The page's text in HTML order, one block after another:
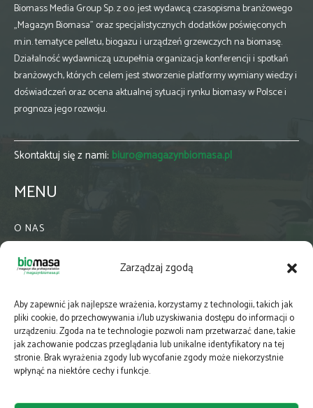
Zarządzaj zgodą
Aby zapewnić jak najlepsze wrażenia, korzystamy z technologii, takich jak
pliki cookie, do przechowywania i/lub uzyskiwania dostępu do informacji o
urządzeniu. Zgoda na te technologie pozwoli nam przetwarzać dane, takie
jak zachowanie podczas przeglądania lub unikalne identyfikatory na tej
stronie. Brak wyrażenia zgody lub wycofanie zgody może niekorzystnie
wpłynąć na niektóre cechy i funkcje.
Biomass Media Group Sp. z o.o. jest wydawcą czasopisma branżowego
„Magazyn Biomasa” oraz specjalistycznych dodatków poświęconych
m.in. tematyce pelletu, biogazu i urządzeń grzewczych na biomasę.
Działalność wydawniczą uzupełnia organizacja konferencji i spotkań
branżowych, których celem jest stworzenie platformy wymiany wiedzy i
doświadczeń oraz ocena aktualnej sytuacji rynku biomasy w Polsce i
prognoza jego rozwoju.
Skontaktuj się z nami: biuro@magazynbiomasa.pl
MENU
O NAS
WSPÓŁPRACA
PRENUMERATA
NEWSLETTER
MAPY
E-WYDANIE